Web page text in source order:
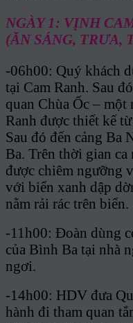
NGÀY 1: VỊNH
(ĂN SÁNG, TRƯA,
-06h00: Quý khách
tại Cam Ranh. Sau
quan Chùa Ốc –
Ranh được thiết kế
Sau đó đến cảng Ba
Ba. Trên thời gian
được chiêm ngưỡng
với biển xanh dập
nằm rải rác trên biển.
-11h00: Đoàn dùng
của Bình Ba tại nhà
ngơi.
-14h00: HDV đưa
hành đi tham quan